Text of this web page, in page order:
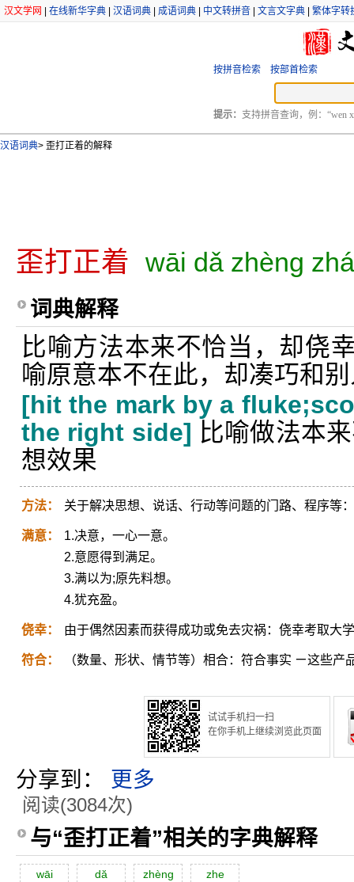
汉文学网 在线新华字典 汉语词典 成语词典 中文转拼音 文言文字典 繁体字转
按拼音检索 按部首检索
提示： 支持拼音查询，例：“wen
汉语词典> 歪打正着的解释
歪打正着 wāi dǎ zhèng
词典解释
比喻方法本来不恰当，却侥
喻原意本不在此，却凑巧和
[hit the mark by a
the right side] 比喻做法本
想效果
方法： 关于解决思想、说话、行动等问题的门路、程序等
满意：
1.决意，一心一意。
2.意愿得到满足。
3.满以为;原先料想。
4.犹充盈。
侥幸： 由于偶然因素而获得成功或免去灾祸：侥幸考取大
符合： （数量、形状、情节等）相合：符合事实 ㄧ这些产
试试手机扫一扫
在你手机上继续浏览此页面
分享到： 更多
阅读(3084次)
与“歪打正着”相关的字典解释
wāi dă zhèng zhe